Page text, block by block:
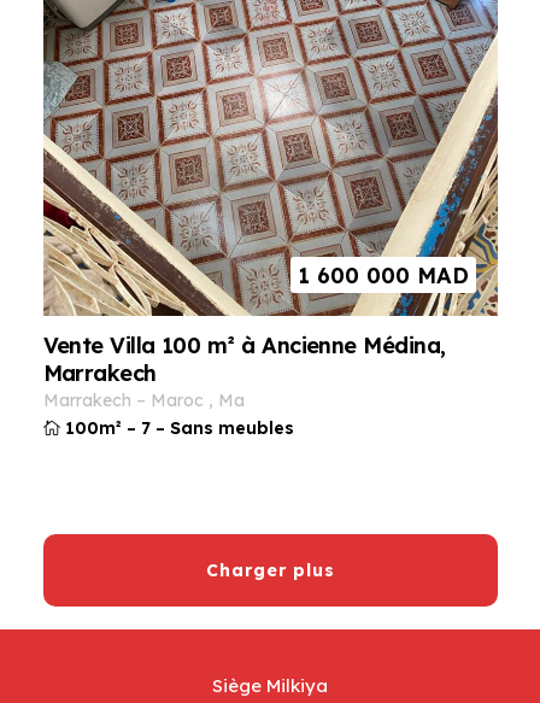
1 600 000 MAD
Vente Villa 100 m² à Ancienne Médina,
Marrakech
marrakech – maroc ,
ma
100m² – 7 – Sans meubles
Charger plus
Siège Milkiya